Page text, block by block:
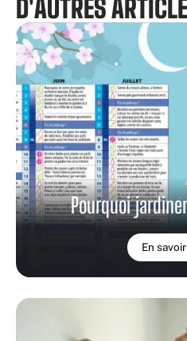
D'AUTRES
Pourquoi
En